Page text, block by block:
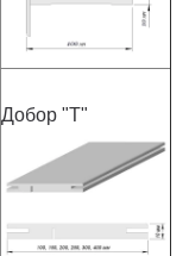
Добор "Т"